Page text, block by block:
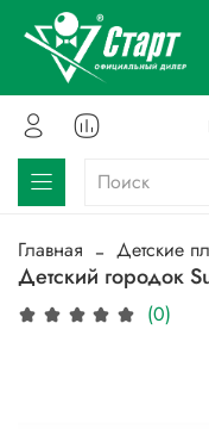
Главная Детские
Детский городок
(0)